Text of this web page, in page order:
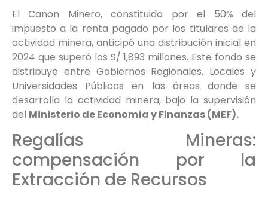
El Canon Minero, constituido por el 50% del
impuesto a la renta pagado por los titulares de la
actividad minera, anticipó una distribución inicial en
2024 que superó los S/ 1,893 millones. Este fondo se
distribuye entre Gobiernos Regionales, Locales y
Universidades Públicas en las áreas donde se
desarrolla la actividad minera, bajo la supervisión
del Ministerio de Economía y Finanzas (MEF).
Regalías Mineras:
compensación por la
Extracción de Recursos